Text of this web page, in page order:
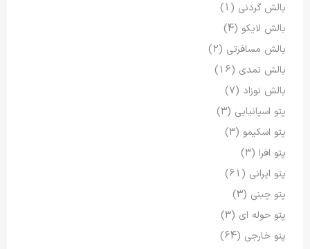
بالش گردنی (1)
بالش لایکو (4)
بالش مسافرتی (2)
بالش نمدی (16)
بالش نوزاد (7)
پتو اسپانیایی (3)
پتو اسکیمو (3)
پتو افرا (3)
پتو ایرانی (61)
پتو چینی (3)
پتو حوله ای (3)
پتو خارجی (64)